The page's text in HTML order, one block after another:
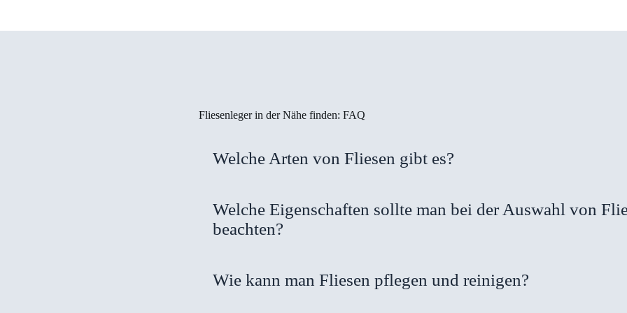
Fliesenleger in der Nähe finden: FAQ
Welche Arten von Fliesen gibt es?
Welche Eigenschaften sollte man bei der Auswahl von
beachten?
Wie kann man Fliesen pflegen und reinigen?